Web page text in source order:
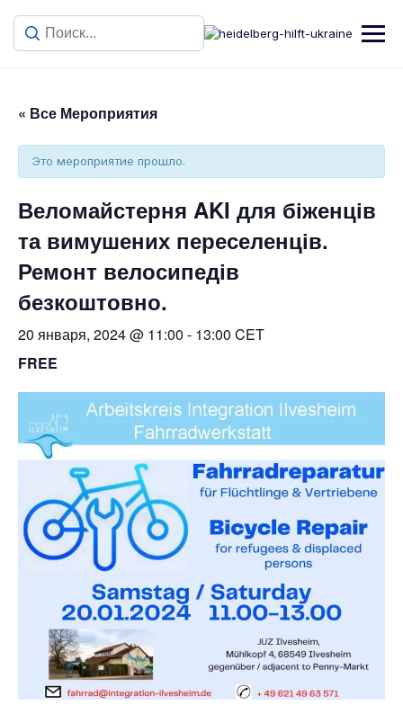
« Все Мероприятия
Это мероприятие прошло.
Веломайстерня AKI для біженців
та вимушених переселенців.
Ремонт велосипедів
безкоштовно.
20 января, 2024 @ 11:00 - 13:00 CET
FREE